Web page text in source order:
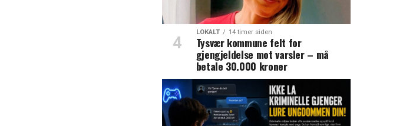
LOKALT 14 timer siden
Tysvær kommune felt for
gjengjeldelse mot varsler – må
betale 30.000 kroner